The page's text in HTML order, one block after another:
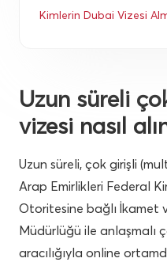
Kimlerin Dubai Vizesi
Uzun süreli
vizesi nasıl
Uzun süreli, çok girişli
Arap Emirlikleri Federal
Otoritesine bağlı İkamet
Müdürlüğü ile anlaşmalı
aracılığıyla online